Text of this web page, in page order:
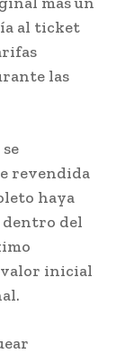
al ticket
las
revendida
haya
dentro del
valor inicial